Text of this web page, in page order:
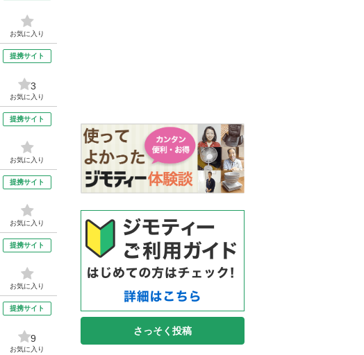
お気に入り
提携サイト
3
お気に入り
提携サイト
お気に入り
提携サイト
お気に入り
提携サイト
お気に入り
提携サイト
9
お気に入り
さっそく投稿